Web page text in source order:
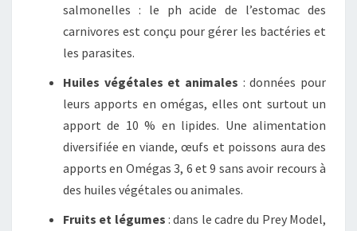
salmonelles : le ph acide de l’estomac des
carnivores est conçu pour gérer les bactéries et
les parasites.
Huiles végétales et animales : données pour
leurs apports en omégas, elles ont surtout un
apport de 10 % en lipides. Une alimentation
diversifiée en viande, œufs et poissons aura des
apports en Omégas 3, 6 et 9 sans avoir recours à
des huiles végétales ou animales.
Fruits et légumes : dans le cadre du Prey Model,